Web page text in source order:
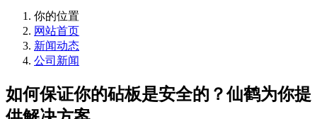
你的位置
网站首页
新闻动态
公司新闻
如何保证你的砧板是安全的？仙鹤为你提